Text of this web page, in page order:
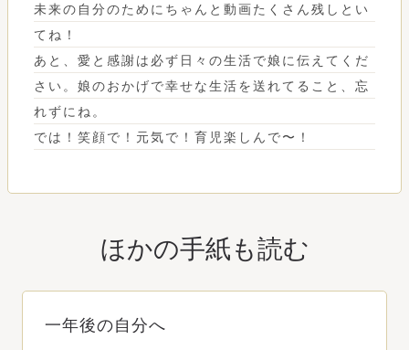
未来の自分のためにちゃんと動画たくさん残しとい
てね！
あと、愛と感謝は必ず日々の生活で娘に伝えてくだ
さい。娘のおかげで幸せな生活を送れてること、忘
れずにね。
では！笑顔で！元気で！育児楽しんで〜！
ほかの手紙も読む
一年後の自分へ